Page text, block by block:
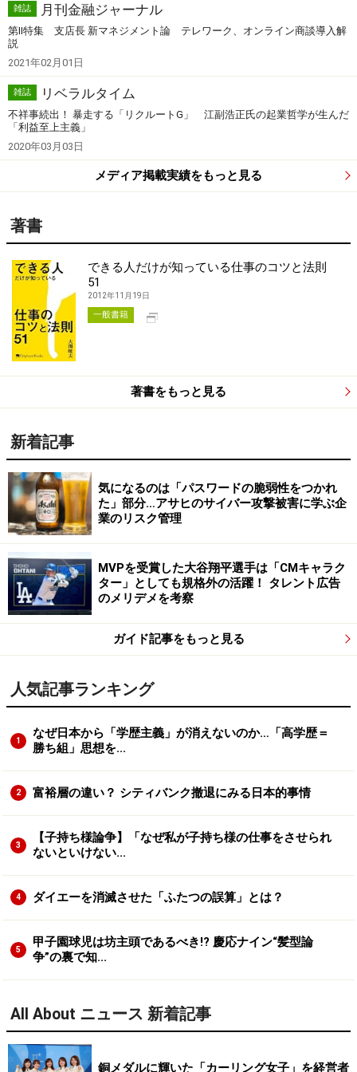
雑誌 月刊金融ジャーナル
第Ⅱ特集 支店長 新マネジメント論 テレワーク、オンライン商談導入解
説
2021年02月01日
雑誌 リベラルタイム
不祥事続出！ 暴走する「リクルートG」 江副浩正氏の起業哲学が生んだ
「利益至上主義」
2020年03月03日
メディア掲載実績をもっと見る
著書
できる人だけが知っている仕事のコツと法則
51
2012年11月19日
一般書籍
著書をもっと見る
新着記事
気になるのは「パスワードの脆弱性をつかれ
た」部分…アサヒのサイバー攻撃被害に学ぶ企
業のリスク管理
MVPを受賞した大谷翔平選手は「CMキャラク
ター」としても規格外の活躍！ タレント広告
のメリデメを考察
ガイド記事をもっと見る
人気記事ランキング
1
なぜ日本から「学歴主義」が消えないのか…「高学歴＝
勝ち組」思想を...
2 富裕層の違い？ シティバンク撤退にみる日本的事情
3
【子持ち様論争】「なぜ私が子持ち様の仕事をさせられ
ないといけない...
4 ダイエーを消滅させた「ふたつの誤算」とは？
5
甲子園球児は坊主頭であるべき!? 慶応ナイン“髪型論
争”の裏で知...
All About ニュース 新着記事
銅メダルに輝いた「カーリング女子」を経営者